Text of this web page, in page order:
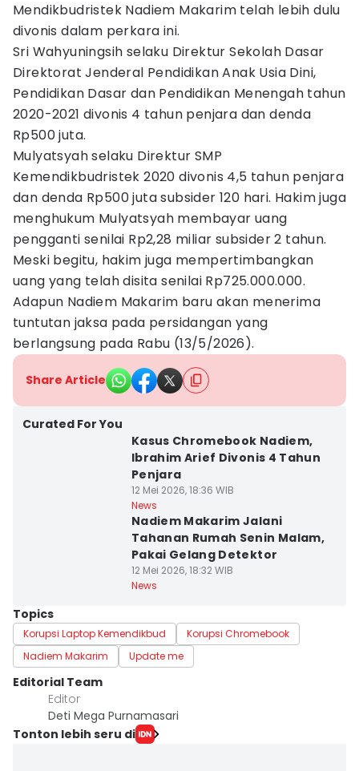
Mendikbudristek Nadiem Makarim telah lebih dulu
divonis dalam perkara ini.
Sri Wahyuningsih selaku Direktur Sekolah Dasar
Direktorat Jenderal Pendidikan Anak Usia Dini,
Pendidikan Dasar dan Pendidikan Menengah tahun
2020-2021 divonis 4 tahun penjara dan denda
Rp500 juta.
Mulyatsyah selaku Direktur SMP
Kemendikbudristek 2020 divonis 4,5 tahun penjara
dan denda Rp500 juta subsider 120 hari. Hakim juga
menghukum Mulyatsyah membayar uang
pengganti senilai Rp2,28 miliar subsider 2 tahun.
Meski begitu, hakim juga mempertimbangkan
uang yang telah disita senilai Rp725.000.000.
Adapun Nadiem Makarim baru akan menerima
tuntutan jaksa pada persidangan yang
berlangsung pada Rabu (13/5/2026).
Share Article
Curated For You
Kasus Chromebook Nadiem,
Ibrahim Arief Divonis 4 Tahun
Penjara
12 Mei 2026, 18:36 WIB
News
Nadiem Makarim Jalani
Tahanan Rumah Senin Malam,
Pakai Gelang Detektor
12 Mei 2026, 18:32 WIB
News
Topics
Korupsi Laptop Kemendikbud
Korupsi Chromebook
Nadiem Makarim
Update me
Editorial Team
Editor
Deti Mega Purnamasari
Tonton lebih seru di